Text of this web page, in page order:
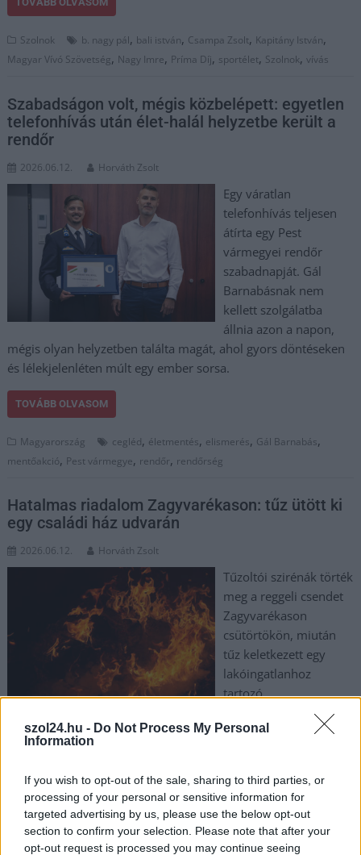
szol24.hu - Do Not Process My Personal
Information
If you wish to opt-out of the sale, sharing to third parties, or
processing of your personal or sensitive information for
targeted advertising by us, please use the below opt-out
section to confirm your selection. Please note that after your
opt-out request is processed you may continue seeing
Szolnok b. nagy pál, bali istván, Csampa Zsolt, Kapitány István,
Magyar Vívó Szövetség, Nagy Imre, Príma Díj, sportélet, Szolnok,vívás
Szabadságon volt, mégis közbelépett: egyetlen
telefonhívás után élet-halál helyzetbe került a
rendőr
2026.06.12. Horváth Zsolt
Egy váratlan
telefonhívás teljesen
átírta egy Pest
vármegyei rendőr
szabadnapját. Gál
Barnabásnak nem
kellett szolgálatba
állnia azon a napon,
mégis olyan helyzetben találta magát, ahol gyors döntéseken
és lélekjelenléten múlt egy ember sorsa.
TOVÁBB OLVASOM
Magyarország cegléd, életmentés, elismerés, Gál Barnabás,
mentőakció, Pest vármegye, rendőr, rendőrség
Hatalmas riadalom Zagyvarékason: tűz ütött ki
egy családi ház udvarán
2026.06.12. Horváth Zsolt
Tűzoltói szirénák törték
meg a reggeli csendet
Zagyvarékason
csütörtökön, miután
tűz keletkezett egy
lakóingatlanhoz
tartozó
melléképületben. A
gyors beavatkozásnak köszönhetően sikerült megakadályozni,
TOVÁBB OLVASOM
Kék hírek Akácfa utca Jász-Nagykun-Szolnok vármegye,
katasztrófavédelem, melléképület,tűz,tűzoltók,zagyvarékas